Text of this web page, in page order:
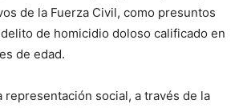
de la Fuerza Civil, como presuntos
de homicidio doloso calificado en
de edad.
representación social, a través de la